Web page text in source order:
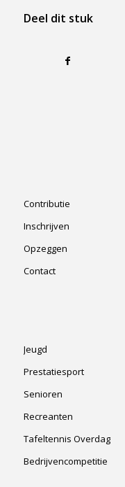
Deel dit stuk
Contributie
Inschrijven
Opzeggen
Contact
Jeugd
Prestatiesport
Senioren
Recreanten
Tafeltennis Overdag
Bedrijvencompetitie